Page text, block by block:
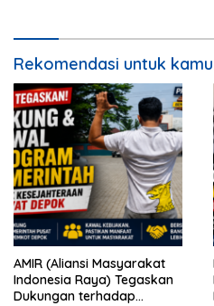
Rekomendasi untuk kamu
AMIR (Aliansi Masyarakat
Indonesia Raya) Tegaskan
Dukungan terhadap